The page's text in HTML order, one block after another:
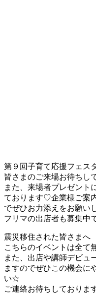
第９回子育て応援フェス
皆さまのご来場お待ちし
また、来場者プレゼント
ております♡企業様ご案
でぜひお力添えをお願い
フリマの出店者も募集中
震災移住された皆さまへ
こちらのイベントは全て
また、出店や講師デビュ
ますのでぜひこの機会に
い☆
ご連絡お待ちしておりま